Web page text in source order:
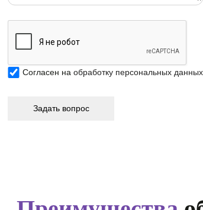
Согласен на обработку персональных данных